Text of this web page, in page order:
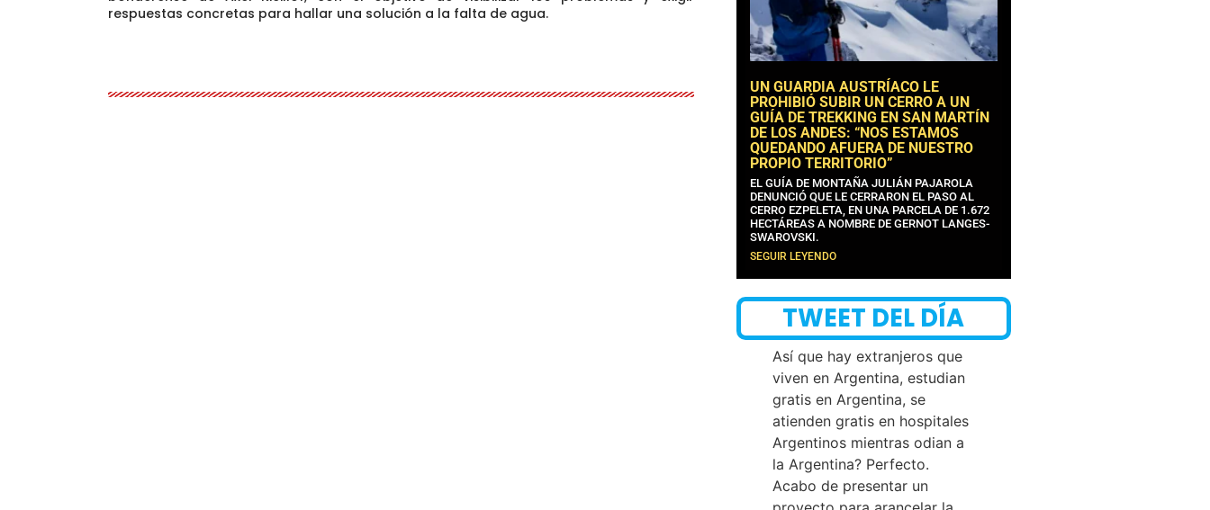
respuestas concretas para hallar una solución a la falta de agua.
UN GUARDIA AUSTRÍACO LE
PROHIBIÓ SUBIR UN CERRO A UN
GUÍA DE TREKKING EN SAN MARTÍN
DE LOS ANDES: “NOS ESTAMOS
QUEDANDO AFUERA DE NUESTRO
PROPIO TERRITORIO”
EL GUÍA DE MONTAÑA JULIÁN PAJAROLA
DENUNCIÓ QUE LE CERRARON EL PASO AL
CERRO EZPELETA, EN UNA PARCELA DE 1.672
HECTÁREAS A NOMBRE DE GERNOT LANGES-
SWAROVSKI.
SEGUIR LEYENDO
TWEET DEL DÍA
Así que hay extranjeros que
viven en Argentina, estudian
gratis en Argentina, se
atienden gratis en hospitales
Argentinos mientras odian a
la Argentina? Perfecto.
Acabo de presentar un